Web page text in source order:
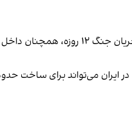
همچنان
داخل
ایران می‌تواند برای ساخت